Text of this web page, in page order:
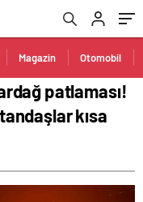
Magazin Otomobil
patlaması!
kısa